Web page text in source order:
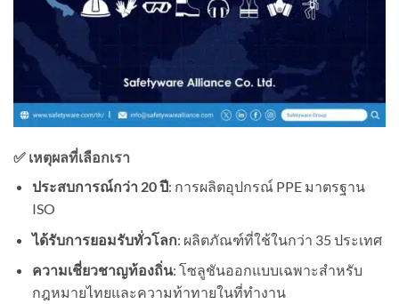
✅ เหตุผลที่เลือกเรา
ประสบการณ์กว่า 20 ปี: การผลิตอุปกรณ์ PPE มาตรฐาน
ISO
ได้รับการยอมรับทั่วโลก: ผลิตภัณฑ์ที่ใช้ในกว่า 35 ประเทศ
ความเชี่ยวชาญท้องถิ่น: โซลูชันออกแบบเฉพาะสำหรับ
กฎหมายไทยและความท้าทายในที่ทำงาน